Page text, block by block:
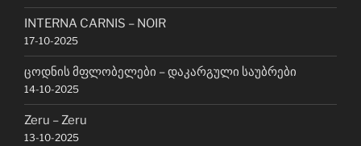
INTERNA CARNIS – NOIR
17-10-2025
ცოდნის მფლობელები – დაკარგული საუბრები
14-10-2025
Zeru – Zeru
13-10-2025